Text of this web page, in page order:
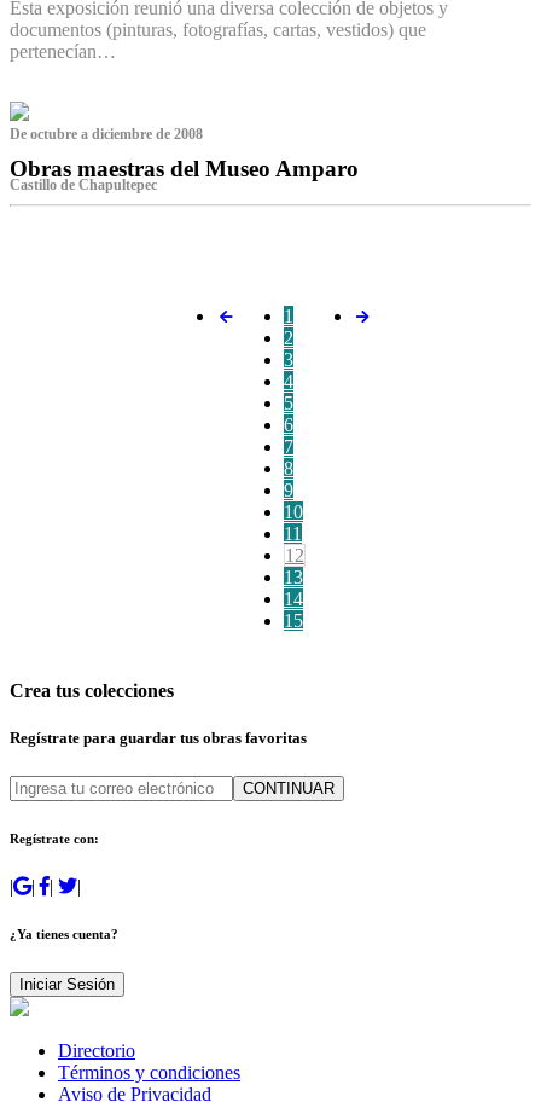
Esta exposición reunió una diversa colección de objetos y
documentos (pinturas, fotografías, cartas, vestidos) que
pertenecían…
De octubre a diciembre de 2008
Obras maestras del Museo Amparo
Castillo de Chapultepec
1
2
3
4
5
6
7
8
9
10
11
12
13
14
15
Crea tus colecciones
Regístrate para guardar tus obras favoritas
CONTINUAR
Regístrate con:
| | | |
¿Ya tienes cuenta?
Iniciar Sesión
Directorio
Términos y condiciones
Aviso de Privacidad